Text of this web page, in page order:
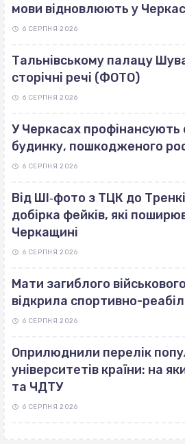
мови відновлюють у
6 СЕРПНЯ 2026
Тальнівському палацу
сторічні речі (ФОТО)
6 СЕРПНЯ 2026
У Черкасах
будинку, пошкодженого
6 СЕРПНЯ 2026
Від ШІ‐фото з ТЦК до
добірка фейків, які
Черкащині
6 СЕРПНЯ 2026
Мати загиблого
відкрила спортивно-
6 СЕРПНЯ 2026
Оприлюднили перелік
університетів країни: на
та ЧДТУ
6 СЕРПНЯ 2026